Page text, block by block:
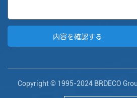
Copyright © 1995-2024 BRDECO